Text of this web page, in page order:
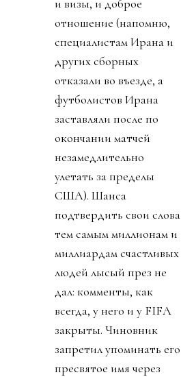
и визы, и доброе
отношение (напомню,
специалистам Ирана и
других сборных
отказали во въезде, а
футболистов Ирана
заставляли после по
окончании матчей
незамедлительно
улетать за пределы
США). Шанса
подтвердить свои слова
тем самым миллионам и
миллиардам счастливых
людей лысый през не
дал: комменты, как
всегда, у него и у FIFA
закрыты. Чиновник
запретил упоминать его
пресвятое имя через